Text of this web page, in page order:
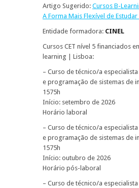
Artigo Sugerido: Cursos B-
A Forma Mais Flexível de Estudar
Entidade formadora: CINEL
Cursos CET nível 5 financiados
learning | Lisboa:
– Curso de técnico/a
e programação de sistemas de
1575h
Início: setembro de 2026
Horário laboral
– Curso de técnico/a
e programação de sistemas de
1575h
Início: outubro de 2026
Horário pós-laboral
– Curso de técnico/a especialista